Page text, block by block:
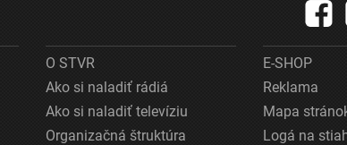
O STVR
Ako si naladiť rádiá
Ako si naladiť televíziu
Organizačná štruktúra
E-SHOP
Reklama
Mapa
Logá na